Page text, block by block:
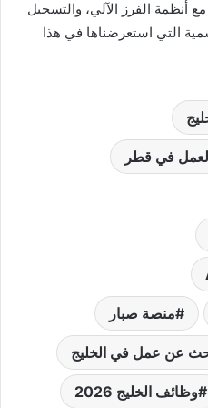
أنظمة الفرز الآلي، والتسجيل
التي استعرضناها في هذا
في قطر
منصة صبار
عن عمل في الخليج
وظائف الخليج 2026